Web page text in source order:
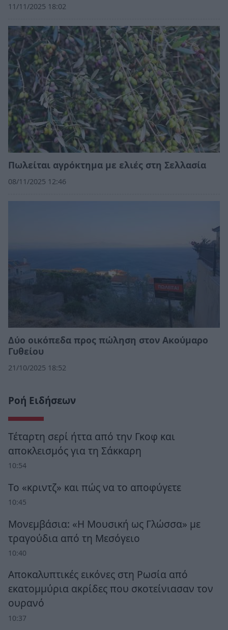
11/11/2025 18:02
Πωλείται αγρόκτημα με ελιές στη Σελλασία
08/11/2025 12:46
Δύο οικόπεδα προς πώληση στον Ακούμαρο
Γυθείου
21/10/2025 18:52
Ροή Ειδήσεων
Τέταρτη σερί ήττα από την Γκοφ και
αποκλεισμός για τη Σάκκαρη
10:54
Το «κριντζ» και πώς να το αποφύγετε
10:45
Μονεμβάσια: «Η Μουσική ως Γλώσσα» με
τραγούδια από τη Μεσόγειο
10:40
Αποκαλυπτικές εικόνες στη Ρωσία από
εκατομμύρια ακρίδες που σκοτείνιασαν τον
ουρανό
10:37